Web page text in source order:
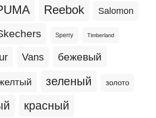
Reebok Salomon
Sperry Timberland
Vans бежевый
зеленый золото
красный